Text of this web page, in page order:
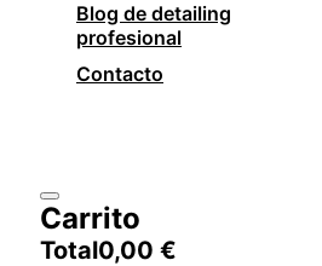
Blog de detailing
profesional
Contacto
Carrito
Total0,00 €